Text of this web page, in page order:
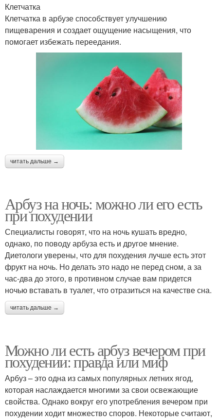
Клетчатка
Клетчатка в арбузе способствует улучшению
пищеварения и создает ощущение насыщения, что
помогает избежать переедания.
читать дальше →
Арбуз на ночь: можно ли его есть
при похудении
Специалисты говорят, что на ночь кушать вредно,
однако, по поводу арбуза есть и другое мнение.
Диетологи уверены, что для похудения лучше есть этот
фрукт на ночь. Но делать это надо не перед сном, а за
час-два до этого, в противном случае вам придется
ночью вставать в туалет, что отразиться на качестве сна.
читать дальше →
Можно ли есть арбуз вечером при
похудении: правда или миф
Арбуз – это одна из самых популярных летних ягод,
которая наслаждается многими за свои освежающие
свойства. Однако вокруг его употребления вечером при
похудении ходит множество споров. Некоторые считают,